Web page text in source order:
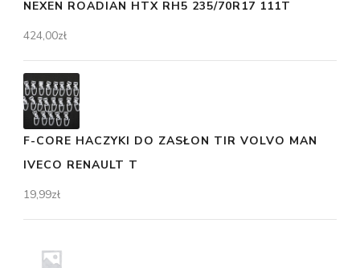
NEXEN ROADIAN HTX RH5 235/70R17 111T
424,00zł
F-CORE HACZYKI DO ZASŁON TIR VOLVO MAN
IVECO RENAULT T
19,99zł